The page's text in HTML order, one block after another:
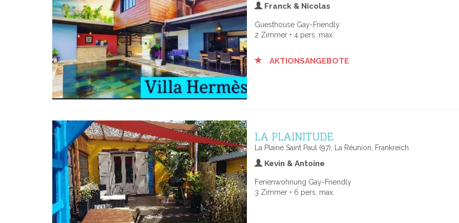
Franck & Nicolas
Guesthouse Gay-Friendly
2 Zimmer • 4 pers. max.
AKTIONSANGEBOTE
LA PLAINITUDE
La Plaine Saint Paul (97), La Réunion, Frankreich
Kevin & Antoine
Ferienwohnung Gay-Friendly
3 Zimmer • 6 pers. max.